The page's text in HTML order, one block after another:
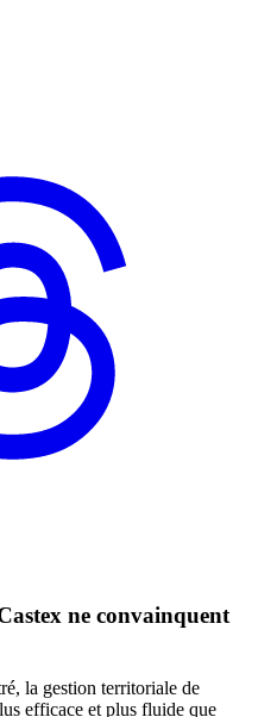
ne convainquent
la gestion territoriale de
efficace et plus fluide que